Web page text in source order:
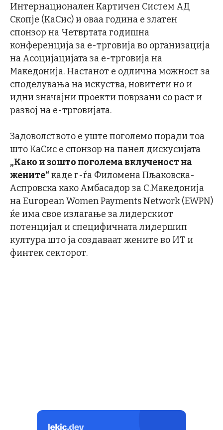
Интернационален Картичен Систем АД
Скопје (КаСис) и оваа година е златен
спонзор на Четвртата годишна
конференција за е-трговија во организација
на Асоцијацијата за е-трговија на
Македонија. Настанот е одлична можност за
споделувања на искуства, новитети но и
идни значајни проекти поврзани со раст и
развој на е-трговијата.
Задоволството е уште поголемо поради тоа
што КаСис е спонзор на панел дискусијата
„Како и зошто поголема вклученост на
жените“каде г-ѓа Филомена Пљаковска-
Аспровска како Амбасадор за С.Македонија
на European Women Payments Network (EWPN)
ќе има свое излагање за лидерскиот
потенцијал и специфичната лидершип
култура што ја создаваат жените во ИТ и
финтек секторот.